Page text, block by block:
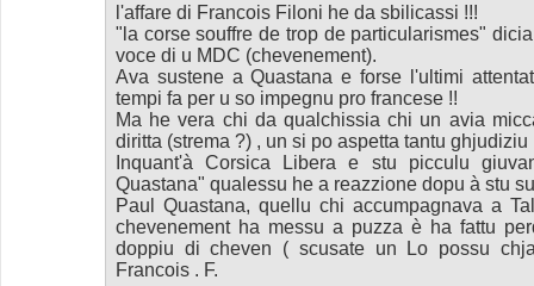
l'affare di Francois Filoni he da sbilicassi !!!
"la corse souffre de trop de particularismes"
voce di u MDC (chevenement).
Ava sustene a Quastana e forse l'ultimi
tempi fa per u so impegnu pro francese !!
Ma he vera chi da qualchissia chi un avia
diritta (strema ?) , un si po aspetta tantu ghjudiziu
Inquant'à Corsica Libera e stu picculu
Quastana" qualessu he a reazzione dopu à stu
Paul Quastana, quellu chi accumpagnava a
chevenement ha messu a puzza è ha fattu
doppiu di cheven ( scusate un Lo possu
Francois . F.